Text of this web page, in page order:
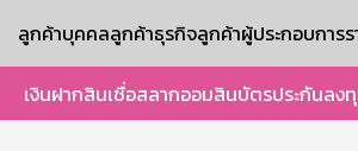
ลูกค้าบุคคลลูกค้าธุรกิจลูกค้าผู้ประกอบการ
เงินฝากสินเชื่อสลากออมสินบัตรประกันลง